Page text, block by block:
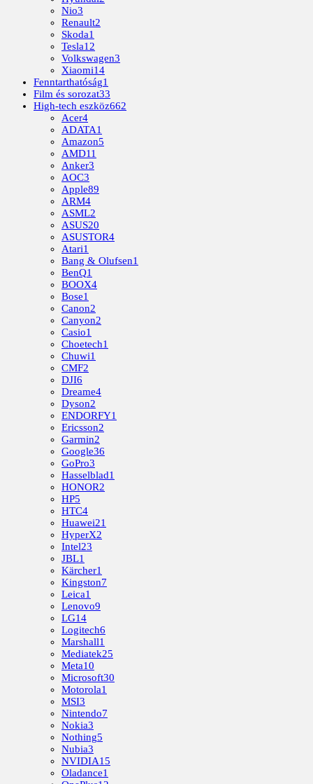
Nio3
Renault2
Skoda1
Tesla12
Volkswagen3
Xiaomi14
Fenntarthatóság1
Film és sorozat33
High-tech eszköz662
Acer4
ADATA1
Amazon5
AMD11
Anker3
AOC3
Apple89
ARM4
ASML2
ASUS20
ASUSTOR4
Atari1
Bang & Olufsen1
BenQ1
BOOX4
Bose1
Canon2
Canyon2
Casio1
Choetech1
Chuwi1
CMF2
DJI6
Dreame4
Dyson2
ENDORFY1
Ericsson2
Garmin2
Google36
GoPro3
Hasselblad1
HONOR2
HP5
HTC4
Huawei21
HyperX2
Intel23
JBL1
Kärcher1
Kingston7
Leica1
Lenovo9
LG14
Logitech6
Marshall1
Mediatek25
Meta10
Microsoft30
Motorola1
MSI3
Nintendo7
Nokia3
Nothing5
Nubia3
NVIDIA15
Oladance1